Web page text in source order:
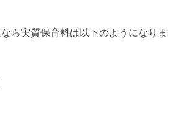
ら実質保育料は以下のようになりま